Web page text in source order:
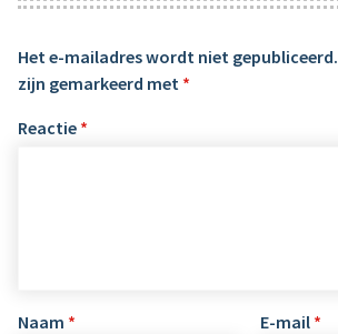
Het e-mailadres wordt niet gepubliceerd.
zijn gemarkeerd met *
Reactie *
Naam * E-mail *